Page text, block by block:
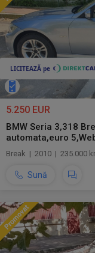
5.250 EUR
BMW Seria 3,318
automata,euro
Break | 2010 | 235.000
Sună